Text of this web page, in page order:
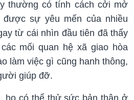
sự yêu mến của nhiều
từ cái nhìn đầu tiên đã thấy
mối quan hệ xã giao hòa
làm việc gì cũng hanh thông,
giúp đỡ.
họ có thể thử sức bản thân ở